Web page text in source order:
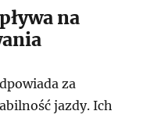
na
za
jazdy. Ich